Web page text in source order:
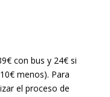
con bus y 24€ si
menos). Para
el proceso de